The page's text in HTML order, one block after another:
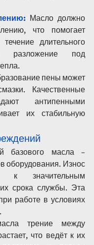
Масло должно
что помогает
длительного
разложение под
пены может
Качественные
антипенными
их стабильную
базового масла –
оборудования. Износ
к значительным
срока службы. Эта
работе в условиях
трение между
что ведёт к их